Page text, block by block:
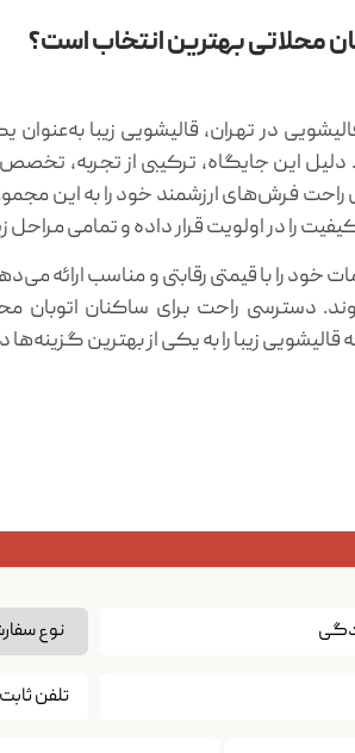
محلاتی بهترین انتخاب است؟
در تهران، قالیشویی زیبا
این جایگاه، ترکیبی از تجربه،
فرش‌های ارزشمند خود را به این
را در اولویت قرار داده و تمامی مراحل
را با قیمتی رقابتی و مناسب ارائه
دسترسی راحت برای ساکنان
زیبا را به یکی از بهترین